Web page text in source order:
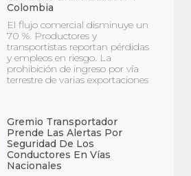
Colombia
El flujo comercial disminuye un
70 %. Productores y
transportistas reportan pérdidas
y empleos en riesgo. La
prohibición de ingreso por vía
terrestre de varias exportaciones
Gremio Transportador
Prende Las Alertas Por
Seguridad De Los
Conductores En Vías
Nacionales